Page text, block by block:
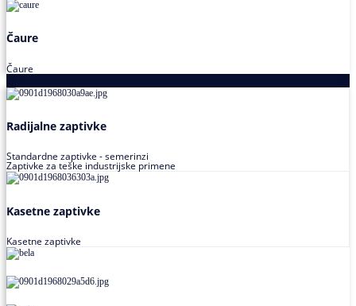
Čaure
Čaure
Radijalne zaptivke
Standardne zaptivke - semerinzi
Zaptivke za teške industrijske primene
Kasetne zaptivke
Kasetne zaptivke